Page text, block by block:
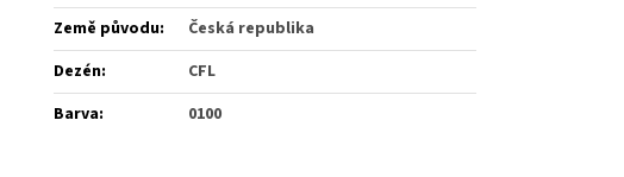
Země původu:
Česká republika
Dezén:
CFL
Barva: 0100